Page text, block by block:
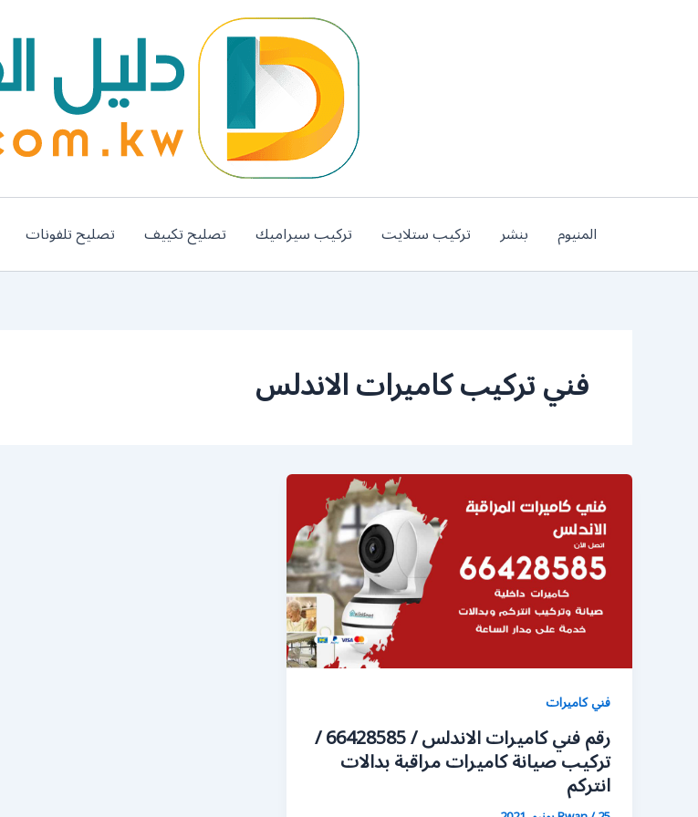
المنيوم بنشر تركيب ستلايت تركيب سيراميك تصليح تكييف تصليح تلفونات
فني تركيب كاميرات الاندلس
فني كاميرات
رقم فني كاميرات الاندلس / 66428585 /
تركيب صيانة كاميرات مراقبة بدالات
انتركم